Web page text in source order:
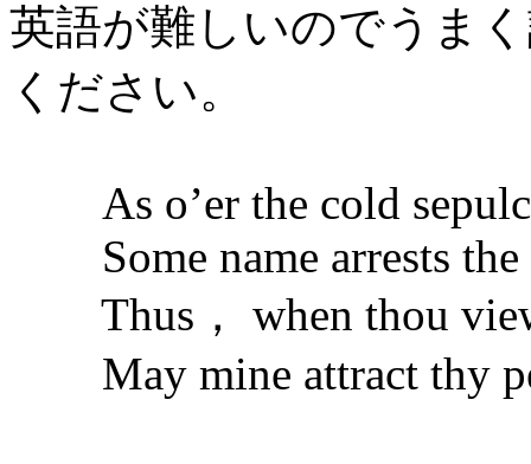
英語が難しいのでうま
ください。
As o’er the cold
Some name arrests the
Thus， when thou
May mine attract thy